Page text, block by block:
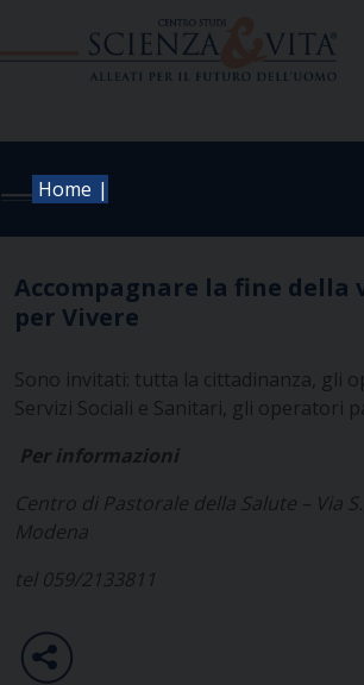
Home |
Accompagnare la fine della
per Vivere
Sono invitati: tutta la cittadinanza, gli
Servizi Sociali e Sanitari, gli operatori
Per informazioni
Centro di Pastorale della Salute – Via S.
Modena
tel 059/2133811